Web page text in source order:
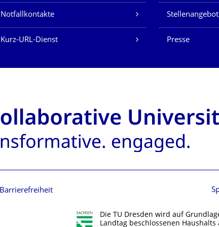
Notfallkontakte
Kurz-URL-Dienst Presse
Barrierefreiheit
Die TU Dresden wird auf
Landtag beschlossenen